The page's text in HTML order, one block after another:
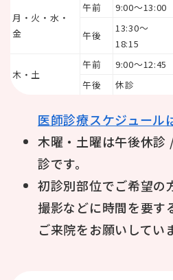
月・火・水・
金
午前 9:00〜13:00
午後
13:30〜
18:15
木・土
午前 9:00〜12:45
午後
休診
医師診療スケジュール
木曜・土曜は午後休診
診です。
初診別部位でご希望の
撮影などに時間を要す
ご来院をお願いしてい